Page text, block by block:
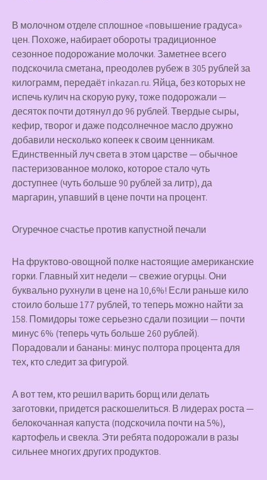
В молочном отделе сплошное «повышение градуса»
цен. Похоже, набирает обороты традиционное
сезонное подорожание молочки. Заметнее всего
подскочила сметана, преодолев рубеж в 305 рублей за
килограмм, передаёт inkazan.ru. Яйца, без которых не
испечь кулич на скорую руку, тоже подорожали —
десяток почти дотянул до 96 рублей. Твердые сыры,
кефир, творог и даже подсолнечное масло дружно
добавили несколько копеек к своим ценникам.
Единственный луч света в этом царстве — обычное
пастеризованное молоко, которое стало чуть
доступнее (чуть больше 90 рублей за литр), да
маргарин, упавший в цене почти на процент.
Огуречное счастье против капустной печали
На фруктово-овощной полке настоящие американские
горки. Главный хит недели — свежие огурцы. Они
буквально рухнули в цене на 10,6%! Если раньше кило
стоило больше 177 рублей, то теперь можно найти за
158. Помидоры тоже серьезно сдали позиции — почти
минус 6% (теперь чуть больше 260 рублей).
Порадовали и бананы: минус полтора процента для
тех, кто следит за фигурой.
А вот тем, кто решил варить борщ или делать
заготовки, придется раскошелиться. В лидерах роста —
белокочанная капуста (подскочила почти на 5%),
картофель и свекла. Эти ребята подорожали в разы
сильнее многих других продуктов.